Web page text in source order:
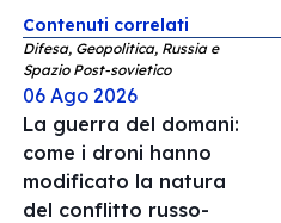
Contenuti correlati
Difesa, Geopolitica, Russia e
Spazio Post-sovietico
06 Ago 2026
La guerra del domani:
come i droni hanno
modificato la natura
del conflitto russo-